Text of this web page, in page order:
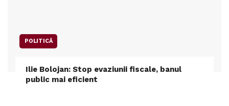
POLITICĂ
Ilie Bolojan: Stop evaziunii fiscale, banul
public mai eficient